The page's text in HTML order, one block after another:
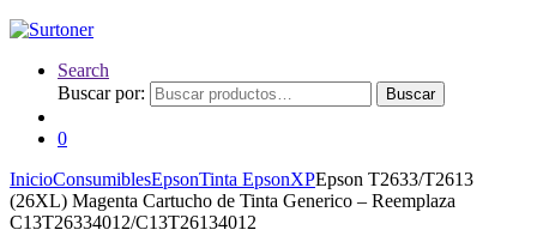
Search
Buscar por:
Buscar
0
InicioConsumiblesEpsonTinta EpsonXPEpson T2633/T2613
(26XL) Magenta Cartucho de Tinta Generico – Reemplaza
C13T26334012/C13T26134012